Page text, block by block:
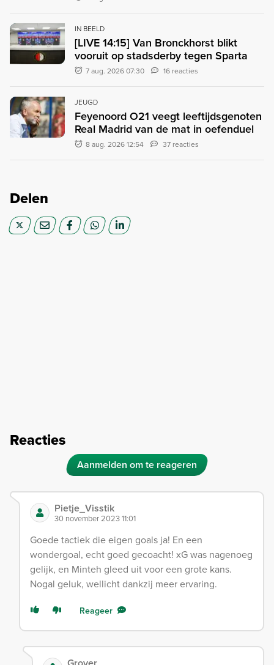
IN BEELD
[LIVE 14:15] Van Bronckhorst blikt
vooruit op stadsderby tegen Sparta
7 aug. 2026 07:30 16 reacties
JEUGD
Feyenoord O21 veegt leeftijdsgenoten
Real Madrid van de mat in oefenduel
8 aug. 2026 12:54 37 reacties
Delen
Reacties
Aanmelden om te reageren
Pietje_Visstik
30 november 2023 11:01
Goede tactiek die eigen goals ja! En een
wondergoal, echt goed gecoacht! xG was nagenoeg
gelijk, en Minteh gleed uit voor een grote kans.
Nogal geluk, wellicht dankzij meer ervaring.
Reageer